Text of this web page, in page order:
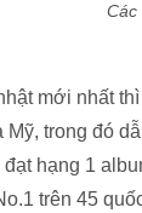
Các
mới nhất
Mỹ, trong đó
hạng 1
trên 45